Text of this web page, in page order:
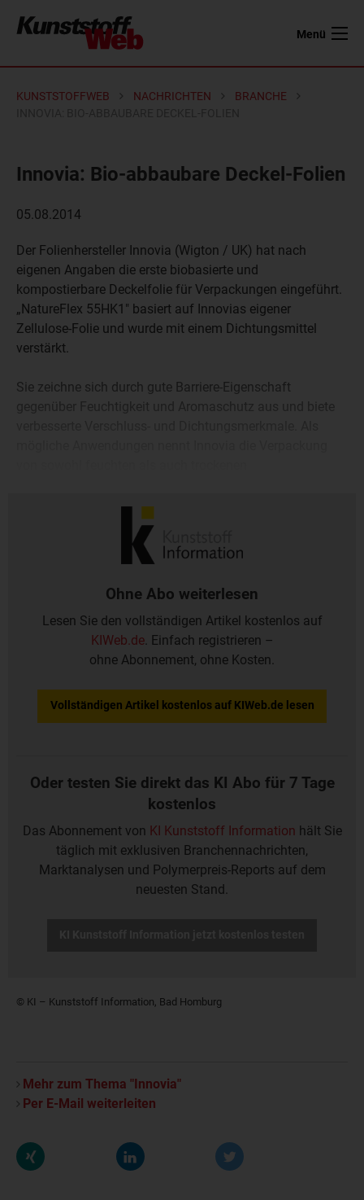
Menü
KUNSTSTOFFWEB NACHRICHTEN
BRANCHE
Innovia: Bio-abbaubare Deckel-Folien
05.08.2014
Der Folienhersteller Innovia (Wigton / UK) hat nach
eigenen Angaben die erste biobasierte und
kompostierbare Deckelfolie für Verpackungen eingeführt.
„NatureFlex 55HK1" basiert auf Innovias eigener
Zellulose-Folie und wurde mit einem Dichtungsmittel
verstärkt.
Sie zeichne sich durch gute Barriere-Eigenschaft
gegenüber Feuchtigkeit und Aromaschutz aus und biete
Ohne Abo weiterlesen
Lesen Sie den vollständigen Artikel kostenlos auf
KIWeb.de. Einfach registrieren –
ohne Abonnement, ohne Kosten.
Vollständigen Artikel kostenlos auf KIWeb.de lesen
Oder testen Sie direkt das KI Abo für 7 Tage
kostenlos
Das Abonnement von KI Kunststoff Information hält Sie
täglich mit exklusiven Branchennachrichten,
Marktanalysen und Polymerpreis-Reports auf dem
neuesten Stand.
© KI – Kunststoff Information, Bad Homburg
Mehr zum Thema "Innovia"
Per E-Mail weiterleiten